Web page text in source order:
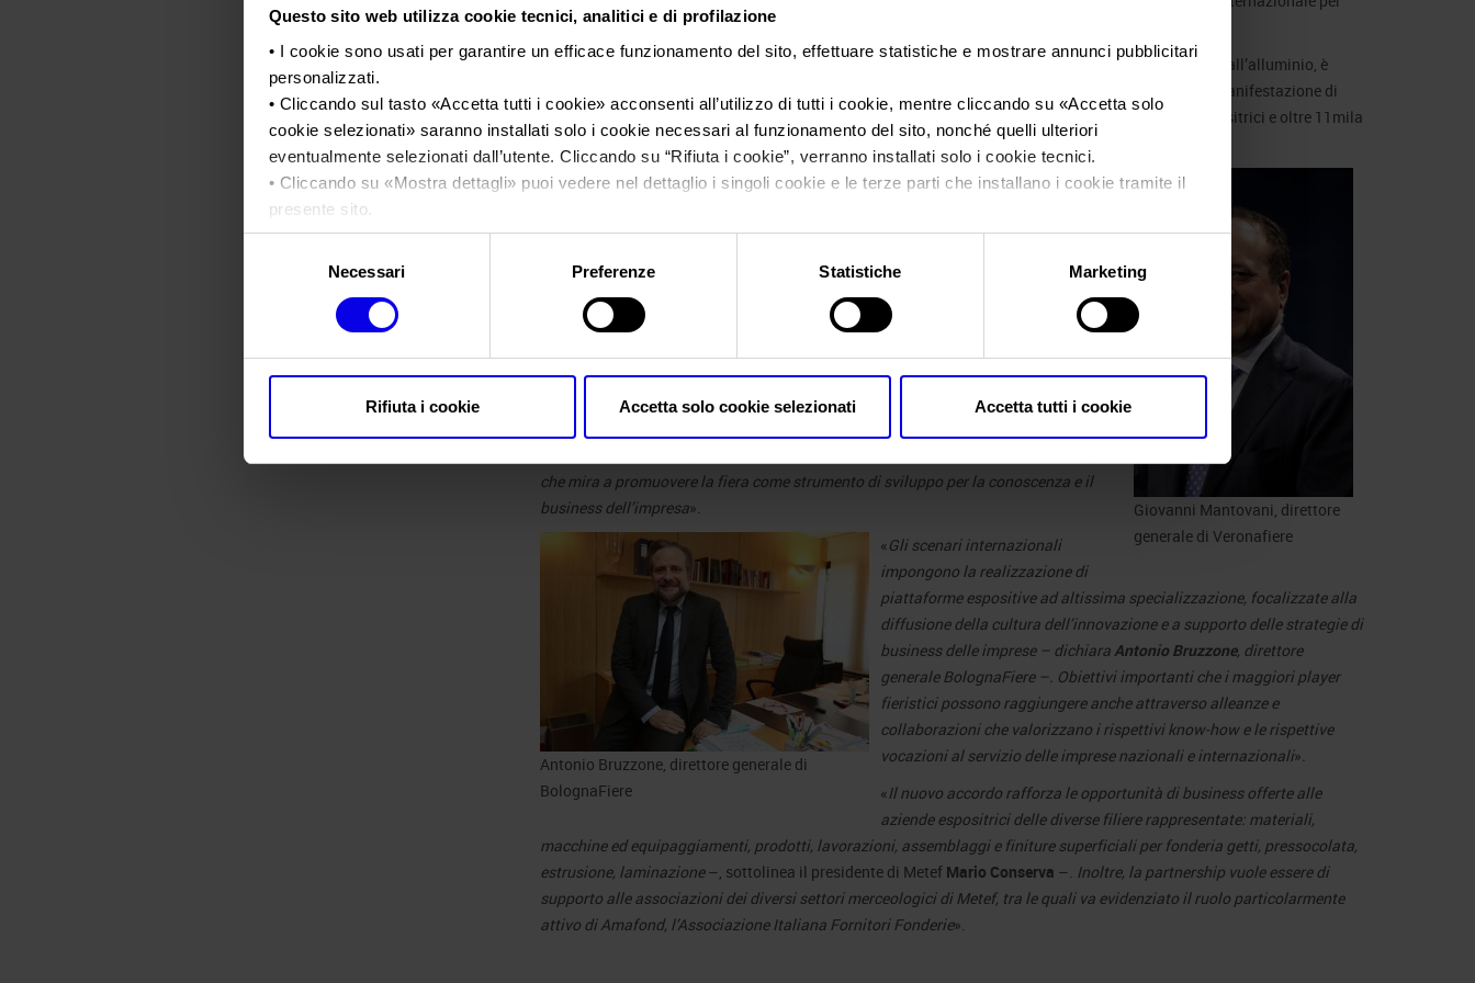
Questo sito web utilizza cookie tecnici, analitici e di profilazione
• I cookie sono usati per garantire un efficace funzionamento del sito, effettuare statistiche e mostrare annunci pubblicitari
personalizzati.
• Cliccando sul tasto «Accetta tutti i cookie» acconsenti all’utilizzo di tutti i cookie, mentre cliccando su «Accetta solo
cookie selezionati» saranno installati solo i cookie necessari al funzionamento del sito, nonché quelli ulteriori
eventualmente selezionati dall’utente. Cliccando su “Rifiuta i cookie”, verranno installati solo i cookie tecnici.
• Cliccando su «Mostra dettagli» puoi vedere nel dettaglio i singoli cookie e le terze parti che installano i cookie tramite il
presente sito.
•Clicca quiper visualizzare l'informativa sulla privacy.
Necessari Preferenze Statistiche Marketing
Rifiuta i cookie Accetta solo cookie selezionati Accetta tutti i cookie
l’alluminio, la fonderia metalli e le tecnologie dei materiali innovativi.
La rassegna, lanciata in Italia nel 1997 dalla Edimet come prima manifestazione al mondo dedicata all’alluminio, è
stata prima compartecipata e poi acquisita interamente nel 2017 dal polo fieristico veronese. Una manifestazione di
respiro internazionale che alla sua ultima edizione, a Verona nel 2017, ha ospitato 400 aziende espositrici e oltre 11mila
operatori del settore, di cui il 40% stranieri da 63 nazioni.
Giovanni Mantovani, direttore
generale di Veronafiere
Ora Veronafiere e BolognaFiere, attraverso questa partnership, propongono un nuovo
svolgerà dal 25 al 27 marzo del 2021 nel quartiere fieristico di Bologna. L’altra grande
fabbrica intelligente, con oltre 56mila presenze professionali nell’ultima edizione, che
proprio nel 2021 si sposterà invece da Parma a Bologna.
«In un mercato fieristico mondiale, europeo e italiano in continua evoluzione, quello
delle alleanze tra organizzatori è un asset che il piano industriale di sviluppo mette tra
che mira a promuovere la fiera come strumento di sviluppo per la conoscenza e il
business dell’impresa».
Antonio Bruzzone, direttore generale di
BolognaFiere
« Gli scenari internazionali
impongono la realizzazione di
piattaforme espositive ad altissima specializzazione, focalizzate alla
diffusione della cultura dell’innovazione e a supporto delle strategie di
business delle imprese – dichiaraAntonio Bruzzone, direttore
generale BolognaFiere –. Obiettivi importanti che i maggiori player
fieristici possono raggiungere anche attraverso alleanze e
collaborazioni che valorizzano i rispettivi know-how e le rispettive
vocazioni al servizio delle imprese nazionali e internazionali».
«Il nuovo accordo rafforza le opportunità di business offerte alle
aziende espositrici delle diverse filiere rappresentate: materiali,
macchine ed equipaggiamenti, prodotti, lavorazioni, assemblaggi e finiture superficiali per fonderia getti, pressocolata,
estrusione, laminazione–, sottolinea il presidente di Metef Mario Conserva –. Inoltre, la partnership vuole essere di
supporto alle associazioni dei diversi settori merceologici di Metef, tra le quali va evidenziato il ruolo particolarmente
attivo di Amafond, l’Associazione Italiana Fornitori Fonderie».